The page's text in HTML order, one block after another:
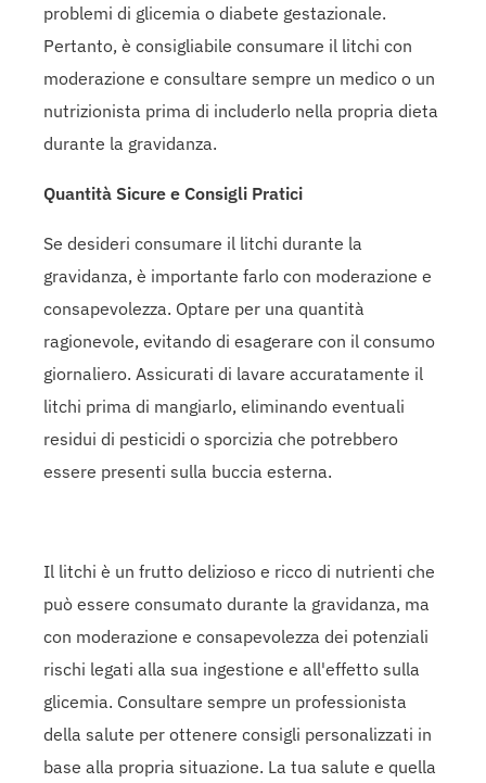
problemi di glicemia o diabete gestazionale.
Pertanto, è consigliabile consumare il litchi con
moderazione e consultare sempre un medico o un
nutrizionista prima di includerlo nella propria dieta
durante la gravidanza.
Quantità Sicure e Consigli Pratici
Se desideri consumare il litchi durante la
gravidanza, è importante farlo con moderazione e
consapevolezza. Optare per una quantità
ragionevole, evitando di esagerare con il consumo
giornaliero. Assicurati di lavare accuratamente il
litchi prima di mangiarlo, eliminando eventuali
residui di pesticidi o sporcizia che potrebbero
essere presenti sulla buccia esterna.
Il litchi è un frutto delizioso e ricco di nutrienti che
può essere consumato durante la gravidanza, ma
con moderazione e consapevolezza dei potenziali
rischi legati alla sua ingestione e all'effetto sulla
glicemia. Consultare sempre un professionista
della salute per ottenere consigli personalizzati in
base alla propria situazione. La tua salute e quella